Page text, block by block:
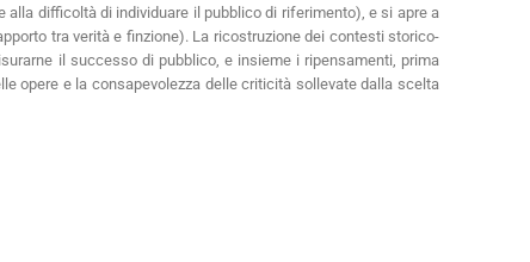
alla difficoltà di individuare il pubblico di riferimento), e si apre a
tra verità e finzione). La ricostruzione dei contesti storico-
il successo di pubblico, e insieme i ripensamenti, prima
opere e la consapevolezza delle criticità sollevate dalla scelta